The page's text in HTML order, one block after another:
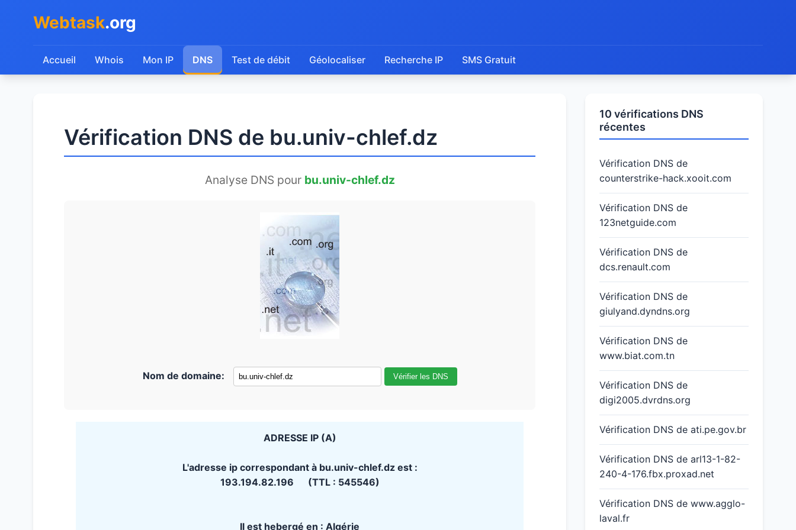
Webtask.org
Accueil Whois Mon IP DNS Test de débit Géolocaliser Recherche IP SMS Gratuit
Vérification DNS de bu.univ-chlef.dz
Analyse DNS pour bu.univ-chlef.dz
Nom de domaine: Vérifier les DNS
ADRESSE IP (A)
L'adresse ip correspondant à bu.univ-chlef.dz est :
193.194.82.196 (TTL : 545546)
Il est hebergé en : Algérie
10 vérifications DNS
récentes
Vérification DNS de
counterstrike-hack.xooit.com
Vérification DNS de
123netguide.com
Vérification DNS de
dcs.renault.com
Vérification DNS de
giulyand.dyndns.org
Vérification DNS de
www.biat.com.tn
Vérification DNS de
digi2005.dvrdns.org
Vérification DNS de ati.pe.gov.br
Vérification DNS de arl13-1-82-
240-4-176.fbx.proxad.net
Vérification DNS de www.agglo-
laval.fr